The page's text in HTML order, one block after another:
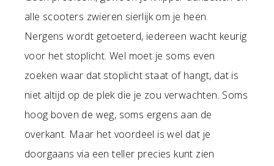
alle scooters zwieren sierlijk om je heen.
Nergens wordt getoeterd, iedereen wacht keurig
voor het stoplicht. Wel moet je soms even
zoeken waar dat stoplicht staat of hangt, dat is
niet altijd op de plek die je zou verwachten. Soms
hoog boven de weg, soms ergens aan de
overkant. Maar het voordeel is wel dat je
doorgaans via een teller precies kunt zien